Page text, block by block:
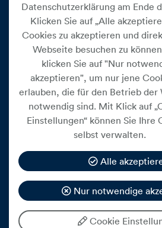
Cookie Einstellungen
Datenschutz
Impressum
Widerrufsbelehrung
Medienfreiheitsgesetz
Barrierefreiheitserklärung
Hinweisgeberschutz
Mein Konto
Datenschutzerklärung am Ende
Klicken Sie auf „Alle
Cookies zu akzeptieren und
Webseite besuchen zu
klicken Sie auf "Nur
akzeptieren", um nur jene
erlauben, die für den Betrieb der
notwendig sind. Mit Klick auf
Einstellungen“ können Sie Ihre
selbst verwalten.
Alle
Nur notwendige
Cookie